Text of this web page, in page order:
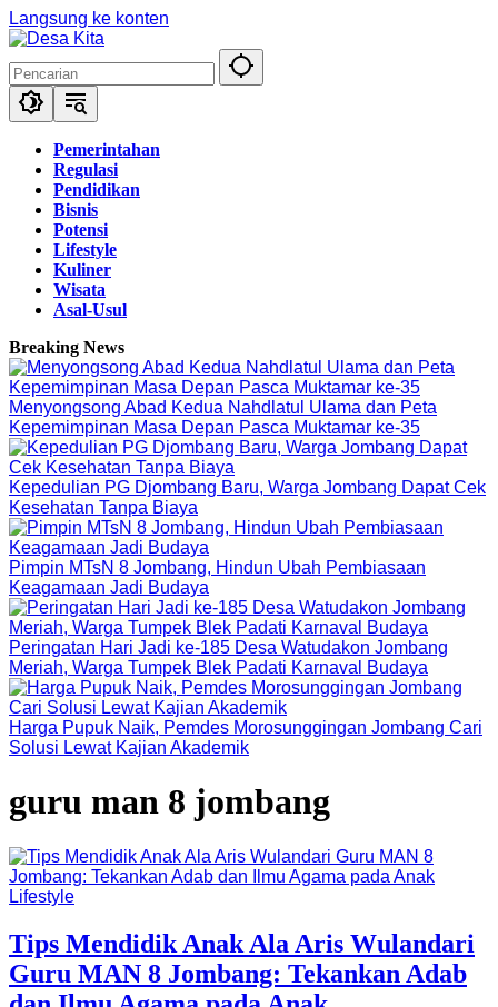
Langsung ke konten
Pemerintahan
Regulasi
Pendidikan
Bisnis
Potensi
Lifestyle
Kuliner
Wisata
Asal-Usul
Breaking News
Menyongsong Abad Kedua Nahdlatul Ulama dan Peta
Kepemimpinan Masa Depan Pasca Muktamar ke-35
Kepedulian PG Djombang Baru, Warga Jombang Dapat Cek
Kesehatan Tanpa Biaya
Pimpin MTsN 8 Jombang, Hindun Ubah Pembiasaan
Keagamaan Jadi Budaya
Peringatan Hari Jadi ke-185 Desa Watudakon Jombang
Meriah, Warga Tumpek Blek Padati Karnaval Budaya
Harga Pupuk Naik, Pemdes Morosunggingan Jombang Cari
Solusi Lewat Kajian Akademik
guru man 8 jombang
Lifestyle
Tips Mendidik Anak Ala Aris Wulandari
Guru MAN 8 Jombang: Tekankan Adab